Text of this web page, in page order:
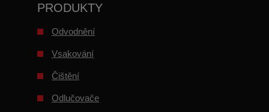
PRODUKTY
Odvodnění
Vsakování
Čištění
Odlučovače